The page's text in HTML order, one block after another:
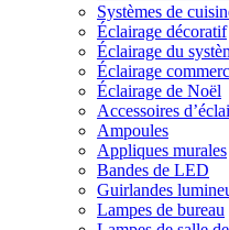
Systèmes de
Éclairage décoratif
Éclairage du
Éclairage
Éclairage de Noël
Accessoires
Ampoules
Appliques murales
Bandes de LED
Guirlandes
Lampes de bureau